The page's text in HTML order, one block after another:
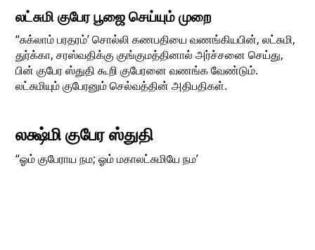
லட்சுமி குபேரபூஜை செய்யும் முறை
“சுக்லாம் பரதரம்’ சொல்லி கணபதியை வணங்கியபின், லட்சுமி,
துர்க்கா, சரஸ்வதிக்கு குங்குமத்தினால் அர்ச்சனை செய்து,
பின் குபேர ஸ்துதி கூறி குபேரனை வணங்க வேண்டும்.
லட்சுமியும் குபேரனும் செல்வத்தின் அதிபதிகள்.
லக்ஷ்மி குபேர ஸ்துதி
“ஓம் குபேராய நம; ஓம் மகாலட்சுமியே நம’